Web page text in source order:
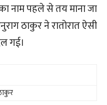
नाम पहले से तय माना जा
ठाकुर ने रातोरात ऐसी
गई।